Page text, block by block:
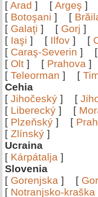
[ Arad ] [ Argeş ]
[ Botoşani ] [
[ Galaţi ] [ Gorj ]
[ Iaşi ] [ Ilfov ] [
[ Caraş-Severin ] [
[ Olt ] [ Prahova ]
[ Teleorman ] [
Cehia
[ Jihočeský ] [
[ Liberecký ] [
[ Plzeňský ] [
[ Zlínský ]
Ucraina
[ Kárpátalja ]
Slovenia
[ Gorenjska ] [
[ Notranjsko-kraška